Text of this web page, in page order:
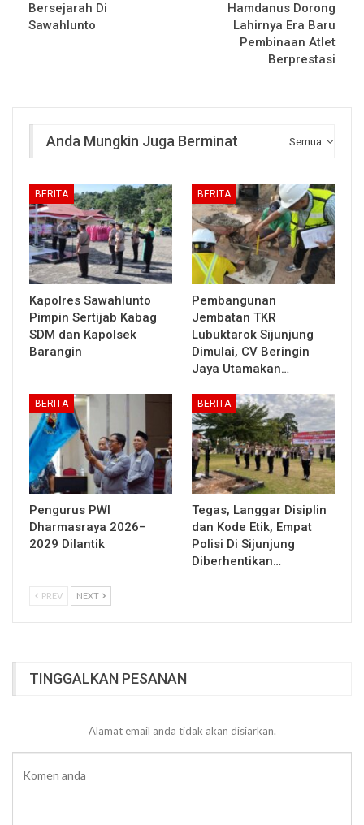
Bersejarah Di
Sawahlunto
Hamdanus Dorong
Lahirnya Era Baru
Pembinaan Atlet
Berprestasi
Semua
Anda Mungkin Juga Berminat
BERITA
Kapolres Sawahlunto
Pimpin Sertijab Kabag
SDM dan Kapolsek
Barangin
BERITA
Pembangunan
Jembatan TKR
Lubuktarok Sijunjung
Dimulai, CV Beringin
Jaya Utamakan…
BERITA
Pengurus PWI
Dharmasraya 2026–
2029 Dilantik
BERITA
Tegas, Langgar Disiplin
dan Kode Etik, Empat
Polisi Di Sijunjung
Diberhentikan…
PREV NEXT
TINGGALKAN PESANAN
Alamat email anda tidak akan disiarkan.